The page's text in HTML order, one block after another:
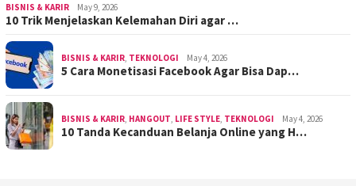
BISNIS & KARIR May 9, 2026
10 Trik Menjelaskan Kelemahan Diri agar …
BISNIS & KARIR TEKNOLOGI May 4, 2026
5 Cara Monetisasi Facebook Agar Bisa Dap…
BISNIS & KARIR HANGOUT LIFE STYLE TEKNOLOGI May 4, 2026
10 Tanda Kecanduan Belanja Online yang H…